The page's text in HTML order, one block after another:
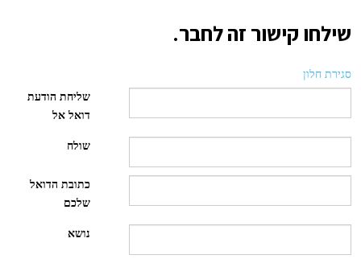
שילחו קישור זה לחבר.
סגירת חלון
שליחת הודעת
דואל אל
שולח
כתובת הדואל
שלכם
נושא